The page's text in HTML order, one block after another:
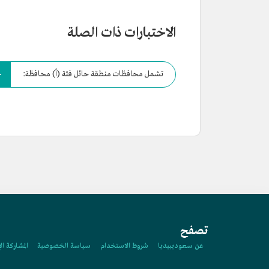
الاختبارات ذات الصلة
تشمل محافظات منطقة حائل فئة (أ) محافظة:
تصفح
عن سعوديبيديا شروط الاستخدام سياسة الخصوصية المشاركة